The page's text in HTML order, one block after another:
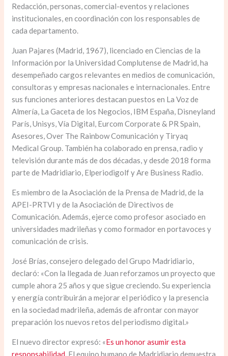
Redacción, personas, comercial-eventos y relaciones
institucionales, en coordinación con los responsables de
cada departamento.
Juan Pajares (Madrid, 1967), licenciado en Ciencias de la
Información por la Universidad Complutense de Madrid, ha
desempeñado cargos relevantes en medios de comunicación,
consultoras y empresas nacionales e internacionales. Entre
sus funciones anteriores destacan puestos en La Voz de
Almería, La Gaceta de los Negocios, IBM España, Disneyland
París, Unisys, Vía Digital, Eurcom Corporate & PR Spain,
Asesores, Over The Rainbow Comunicación y Tiryaq
Medical Group. También ha colaborado en prensa, radio y
televisión durante más de dos décadas, y desde 2018 forma
parte de Madridiario, Elperiodigolf y Are Business Radio.
Es miembro de la Asociación de la Prensa de Madrid, de la
APEI-PRTVI y de la Asociación de Directivos de
Comunicación. Además, ejerce como profesor asociado en
universidades madrileñas y como formador en portavoces y
comunicación de crisis.
José Brías, consejero delegado del Grupo Madridiario,
declaró: «Con la llegada de Juan reforzamos un proyecto que
cumple ahora 25 años y que sigue creciendo. Su experiencia
y energía contribuirán a mejorar el periódico y la presencia
en la sociedad madrileña, además de afrontar con mayor
preparación los nuevos retos del periodismo digital.»
El nuevo director expresó: «Es un honor asumir esta
responsabilidad. El equipo humano de Madridiario demuestra